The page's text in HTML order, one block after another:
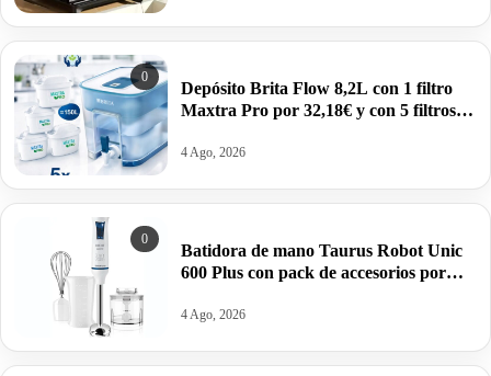
0
Depósito Brita Flow 8,2L con 1 filtro
Maxtra Pro por 32,18€ y con 5 filtros
4 Ago, 2026
0
Batidora de mano Taurus Robot Unic
600 Plus con pack de accesorios por
4 Ago, 2026